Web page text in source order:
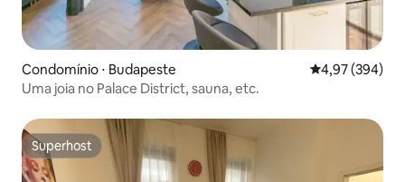
Condomínio ⋅ Budapeste 4,97 de uma
4,97 (394)
Uma joia no Palace District, sauna, etc.
Superhost
Superhost